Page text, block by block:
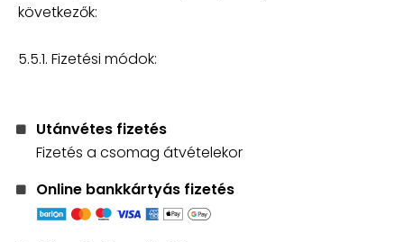
következők:
5.5.1. Fizetési módok:
Utánvétes fizetés
Fizetés a csomag átvételekor
Online bankkártyás fizetés